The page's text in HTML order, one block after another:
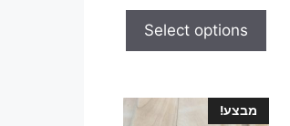
o
5
Select options
מבצע!